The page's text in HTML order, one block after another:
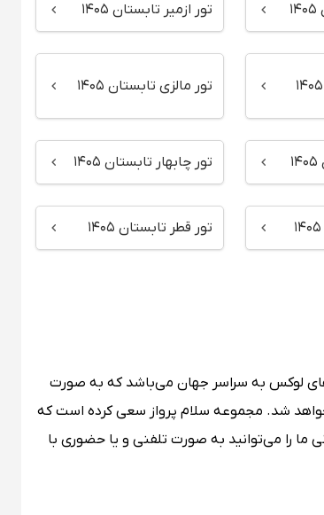
تور ازمیر تابستان ۱۴۰۵
تور مالزی تابستان ۱۴۰۵
تور چابهار تابستان ۱۴۰۵
تور قطر تابستان ۱۴۰۵
لوکس به سراسر جهان می‌باشد که به صورت
خواهد شد. مجموعه سلام پرواز سعی کرده است که
ما را می‌توانید به صورت تلفنی و یا حضوری با